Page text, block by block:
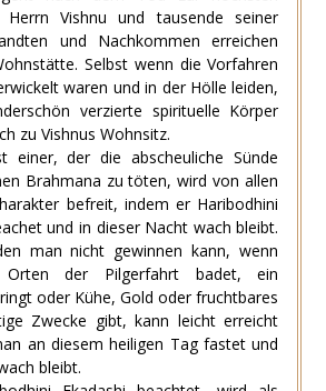
Vishnu und tausende seiner
und Nachkommen erreichen
Selbst wenn die Vorfahren
waren und in der Hölle leiden,
verzierte spirituelle Körper
zu Vishnus Wohnsitz.
einer, der die abscheuliche Sünde
Brahmana zu töten, wird von allen
befreit, indem er Haribodhini
und in dieser Nacht wach bleibt.
man nicht gewinnen kann, wenn
der Pilgerfahrt badet, ein
oder Kühe, Gold oder fruchtbares
Zwecke gibt, kann leicht erreicht
an diesem heiligen Tag fastet und
bleibt.